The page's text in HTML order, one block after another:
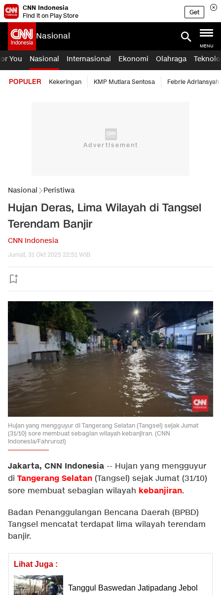
CNN Indonesia
Find it on Play Store
Get
Nasional
MENU
You Nasional Internasional Ekonomi Olahraga
POPULER Kekeringan KMP Mutiara Sentosa Febrie Adriansyah
Nasional Peristiwa
Hujan Deras, Lima Wilayah di Tangsel
Terendam Banjir
CNN Indonesia
Jumat, 31 Okt 2025 22:51 WIB
Hujan yang mengguyur di Tangerang Selatan (Tangsel) sejak Jumat
(31/10) sore membuat sebagian wilayah kebanjiran. (CNN
Indonesia/Fahrurozi)
Jakarta, CNN Indonesia -- Hujan yang mengguyur
di Tangerang Selatan (Tangsel) sejak Jumat (31/10)
sore membuat sebagian wilayah kebanjiran.
Badan Penanggulangan Bencana Daerah (BPBD)
Tangsel mencatat terdapat lima wilayah terendam
banjir.
Lihat Juga :
Tanggul Baswedan Jatipadang Jebol